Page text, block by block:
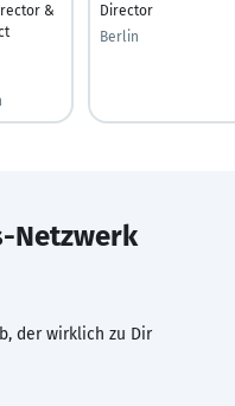
&
Director
Berlin
Netzwerk
der wirklich zu Dir